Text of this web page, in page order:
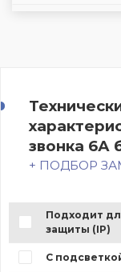
звонка 6А
+ ПОДБОР
Подходит
защиты (IP)
С